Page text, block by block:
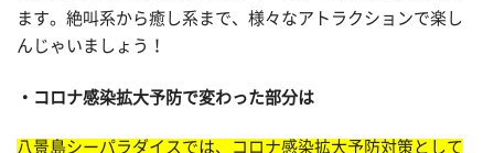
ます。絶叫系から癒し系まで、様々なアトラクションで楽し
んじゃいましょう！
コロナ感染拡大予防で変わった部分は
八景島シーパラダイスでは、コロナ感染拡大予防対策として